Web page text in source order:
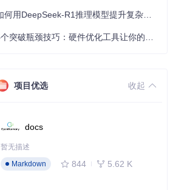
项目优选 收起
docs
暂无描述
Markdown
844 5.62 K